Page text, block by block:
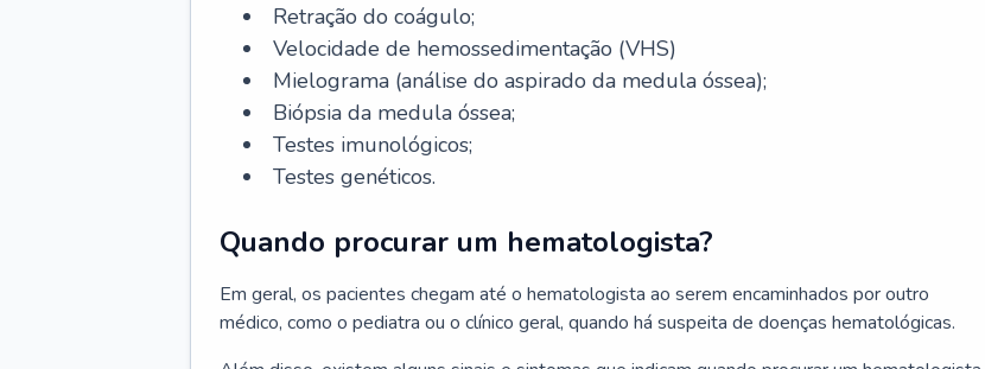
Retração do coágulo;
Velocidade de hemossedimentação (VHS)
Mielograma (análise do aspirado da medula óssea);
Biópsia da medula óssea;
Testes imunológicos;
Testes genéticos.
Quando procurar um hematologista?
Em geral, os pacientes chegam até o hematologista ao serem encaminhados por outro
médico, como o pediatra ou o clínico geral, quando há suspeita de doenças hematológicas.